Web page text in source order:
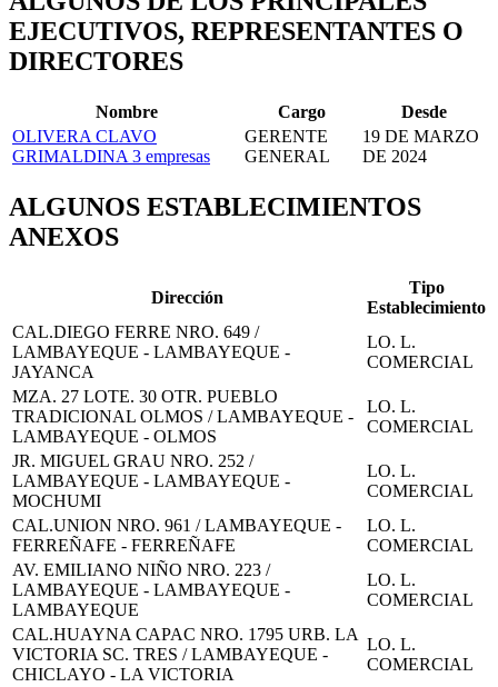
EJECUTIVOS, REPRESENTANTES O
DIRECTORES
Nombre Cargo
Desde
OLIVERA CLAVO
GRIMALDINA 3 empresas
GERENTE
GENERAL
19 DE MARZO
DE 2024
ALGUNOS ESTABLECIMIENTOS
ANEXOS
Dirección
Tipo
Establecimiento
CAL.DIEGO FERRE NRO. 649 /
LAMBAYEQUE - LAMBAYEQUE -
JAYANCA
LO. L.
COMERCIAL
MZA. 27 LOTE. 30 OTR. PUEBLO
TRADICIONAL OLMOS / LAMBAYEQUE -
LAMBAYEQUE - OLMOS
LO. L.
COMERCIAL
JR. MIGUEL GRAU NRO. 252 /
LAMBAYEQUE - LAMBAYEQUE -
MOCHUMI
LO. L.
COMERCIAL
CAL.UNION NRO. 961 / LAMBAYEQUE -
FERREÑAFE - FERREÑAFE
LO. L.
COMERCIAL
AV. EMILIANO NIÑO NRO. 223 /
LAMBAYEQUE - LAMBAYEQUE -
LAMBAYEQUE
LO. L.
COMERCIAL
CAL.HUAYNA CAPAC NRO. 1795 URB. LA
VICTORIA SC. TRES / LAMBAYEQUE -
CHICLAYO - LA VICTORIA
LO. L.
COMERCIAL